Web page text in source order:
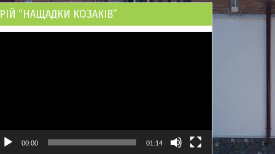
РІЙ “НАЩАДКИ КОЗАКІВ”
00:00 01:14